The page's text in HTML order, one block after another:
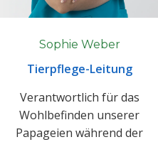
Sophie Weber
Tierpflege-Leitung
Verantwortlich für das
Wohlbefinden unserer
Papageien während der